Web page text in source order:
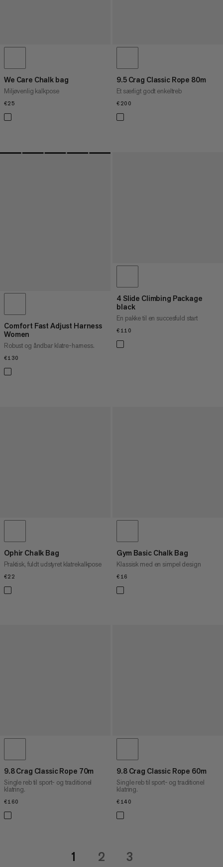
We Care Chalk bag
Miljøvenlig kalkpose
€25
9.5 Crag Classic Rope 80m
Et særligt godt enkeltreb
€200
Comfort Fast Adjust Harness
Women
Robust og åndbar klatre-harness.
€130
4 Slide Climbing Package
black
En pakke til en succesfuld start
€110
Ophir Chalk Bag
Praktisk, fuldt udstyret klatrekalkpose
€22
Gym Basic Chalk Bag
Klassisk med en simpel design
€16
9.8 Crag Classic Rope 70m
Single reb til sport- og traditionel
klatring.
€160
9.8 Crag Classic Rope 60m
Single reb til sport- og traditionel
klatring.
€140
1 2 3